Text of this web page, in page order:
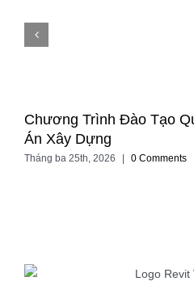
Chương Trình Đào Tạo
Án Xây Dựng
Tháng ba 25th, 2026 | 0 Comments